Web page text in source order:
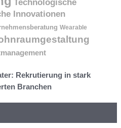
Technologische
Innovationen
Wearable
Rekrutierung in stark
Branchen